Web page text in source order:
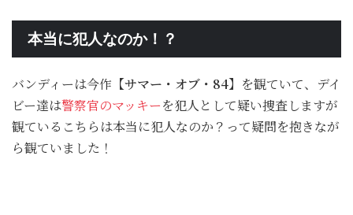
本当に犯人なのか！？
バンディーは今作 【サマー・オブ・84】 を観ていて、デイ
ビー達は警察官のマッキーを犯人として疑い捜査しますが
観ているこちらは本当に犯人なのか？って疑問を抱きなが
ら観ていました！